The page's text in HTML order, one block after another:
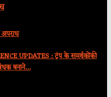
अपराध
UPDATES : ट्रंप के समर्थकोंकी
बनाने…